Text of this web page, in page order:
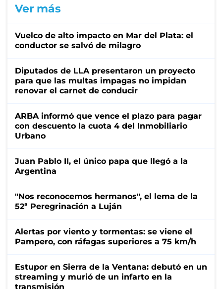
Ver más
Vuelco de alto impacto en Mar del Plata: el
conductor se salvó de milagro
Diputados de LLA presentaron un proyecto
para que las multas impagas no impidan
renovar el carnet de conducir
ARBA informó que vence el plazo para pagar
con descuento la cuota 4 del Inmobiliario
Urbano
Juan Pablo II, el único papa que llegó a la
Argentina
"Nos reconocemos hermanos", el lema de la
52ª Peregrinación a Luján
Alertas por viento y tormentas: se viene el
Pampero, con ráfagas superiores a 75 km/h
Estupor en Sierra de la Ventana: debutó en un
streaming y murió de un infarto en la
transmisión